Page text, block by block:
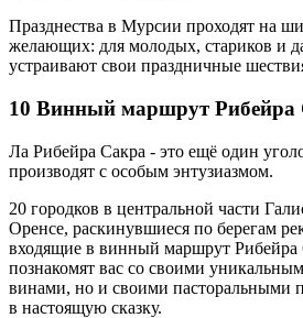
Празднества в Мурсии проходят на
желающих: для молодых, стариков и
устраивают свои праздничные
10 Винный маршрут Рибейра
Ла Рибейра Сакра - это ещё один
производят с особым энтузиазмом.
20 городков в центральной части
Оренсе, раскинувшиеся по берегам
входящие в винный маршрут Рибейра
познакомят вас со своими
винами, но и своими пасторальными
в настоящую сказку.